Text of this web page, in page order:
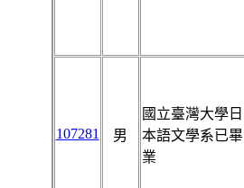
107281 男
國立臺灣大學日
本語文學系已畢
業